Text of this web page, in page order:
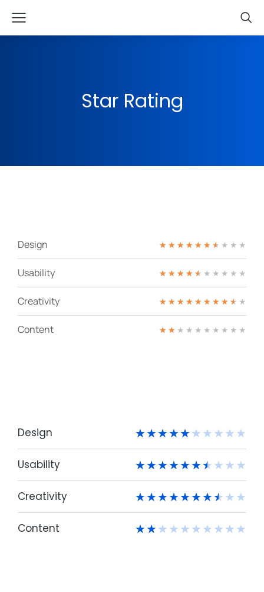
Star Rating
Design ★ ★ ★ ★ ★ ★ ★ ★ ★ ★
Usability ★ ★ ★ ★ ★ ★ ★ ★ ★ ★
Creativity ★ ★ ★ ★ ★ ★ ★ ★ ★ ★
Content ★ ★ ★ ★ ★ ★ ★ ★ ★ ★
Design ★★★★★★ ★ ★ ★ ★
Usability ★★★★★★★ ★ ★ ★
Creativity ★★★★★★★★ ★ ★
Content ★★★ ★ ★ ★ ★ ★ ★ ★